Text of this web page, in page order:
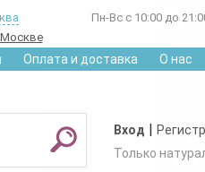
Москве
Пн-Вс с 10:00 до
Оплата и доставка О нас
Вход |
Только